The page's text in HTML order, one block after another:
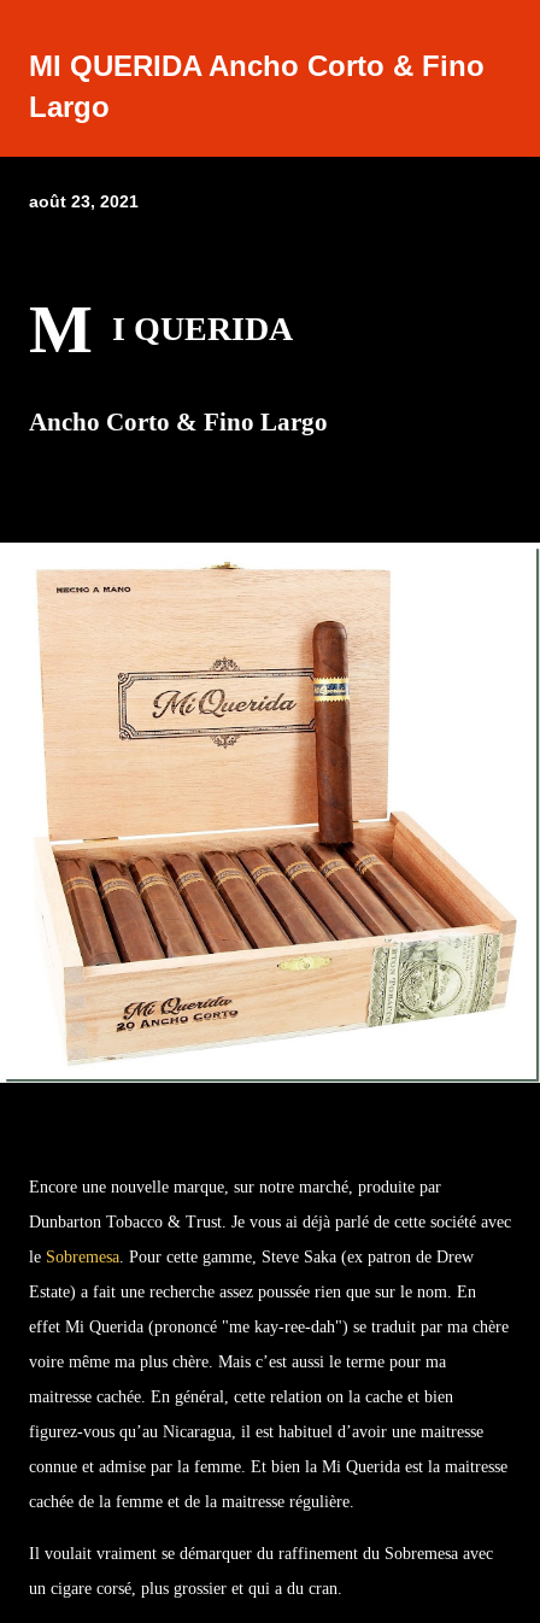
MI QUERIDA Ancho Corto & Fino
Largo
août 23, 2021
M I QUERIDA
Ancho Corto & Fino Largo
Encore une nouvelle marque, sur notre marché, produite par
Dunbarton Tobacco & Trust. Je vous ai déjà parlé de cette société avec
le Sobremesa. Pour cette gamme, Steve Saka (ex patron de Drew
Estate) a fait une recherche assez poussée rien que sur le nom. En
effet Mi Querida (prononcé "me kay-ree-dah") se traduit par ma chère
voire même ma plus chère. Mais c’est aussi le terme pour ma
maitresse cachée. En général, cette relation on la cache et bien
figurez-vous qu’au Nicaragua, il est habituel d’avoir une maitresse
connue et admise par la femme. Et bien la Mi Querida est la maitresse
cachée de la femme et de la maitresse régulière.
Il voulait vraiment se démarquer du raffinement du Sobremesa avec
un cigare corsé, plus grossier et qui a du cran.